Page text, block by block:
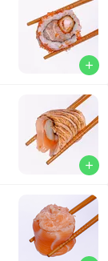
add
add